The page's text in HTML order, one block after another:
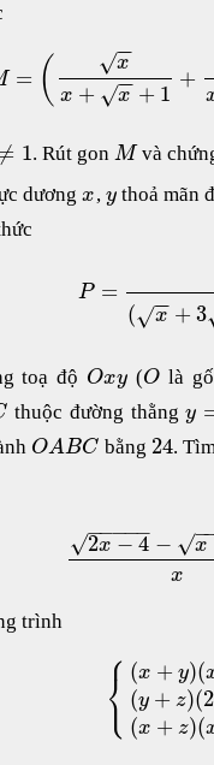
= ( x
−
−
√
x + x
−
−
√ + 1
+
≠ 1. Rút gon Mvà
dươngx, y thoả mãn
P =
( x
−
−
√ + 3
toạ độ Oxy(Olà
thuộc đường thằngy
OABC bằng 24.
2x − 4
− −
−−−
√ − x
−
√
x
trình
⎧
⎩
⎨ (x + y)(
(y + z)(2
(x + z)(